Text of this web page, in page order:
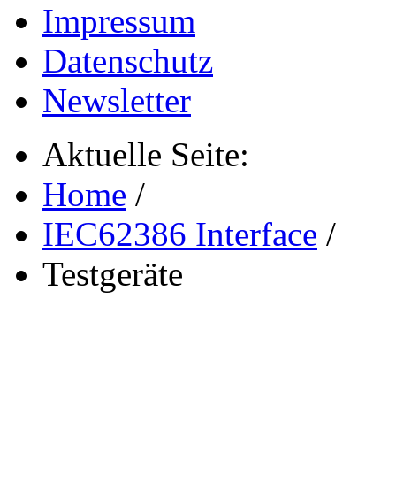
Impressum
Datenschutz
Newsletter
Aktuelle Seite:
Home /
IEC62386 Interface /
Testgeräte